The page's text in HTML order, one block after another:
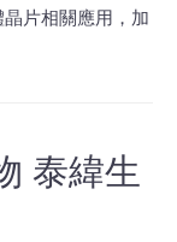
片相關應用，加
泰緯生